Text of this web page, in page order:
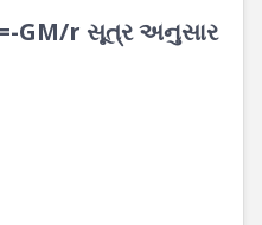
GM/r સૂત્ર અનુસાર